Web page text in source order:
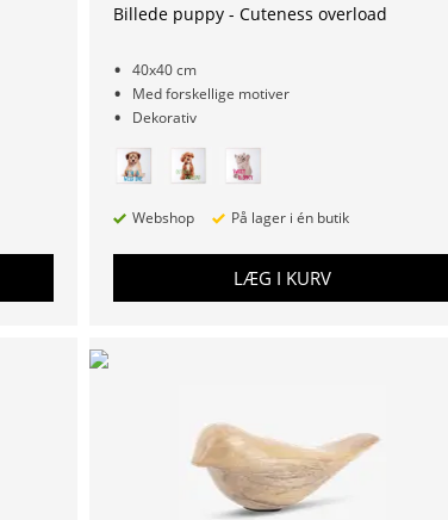
Billede puppy - Cuteness overload
40x40 cm
Med forskellige motiver
Dekorativ
Webshop På lager i én butik
LÆG I KURV